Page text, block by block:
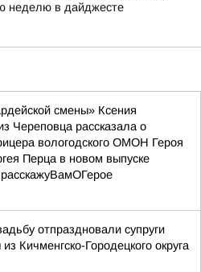
неделю в дайджесте
смены» Ксения
Череповца рассказала о
вологодского ОМОН Героя
Перца в новом выпуске
отпраздновали супруги
Кичменгско-Городецкого округа